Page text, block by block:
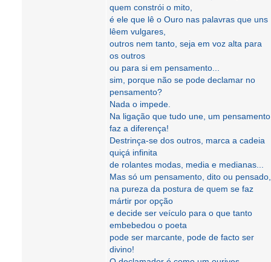
quem constrói o mito,
é ele que lê o Ouro nas palavras que uns
lêem vulgares,
outros nem tanto, seja em voz alta para
os outros
ou para si em pensamento...
sim, porque não se pode declamar no
pensamento?
Nada o impede.
Na ligação que tudo une, um pensamento
faz a diferença!
Destrinça-se dos outros, marca a cadeia
quiçá infinita
de rolantes modas, media e medianas...
Mas só um pensamento, dito ou pensado,
na pureza da postura de quem se faz
mártir por opção
e decide ser veículo para o que tanto
embebedou o poeta
pode ser marcante, pode de facto ser
divino!